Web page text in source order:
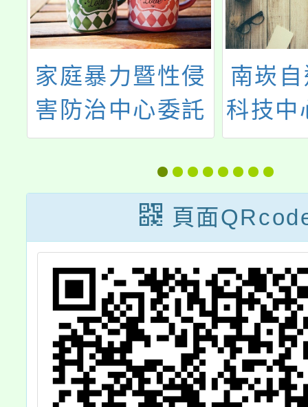
家庭暴力暨性侵
害防治中心委託
社團法人榮欣社
會福利服務促進
協會辦理「113
年家庭暴力暨性
侵害防治業務責
任通報人員暨臺
灣親密關係暴力
危險評估表教育
南崁
科技中
月份
頁面